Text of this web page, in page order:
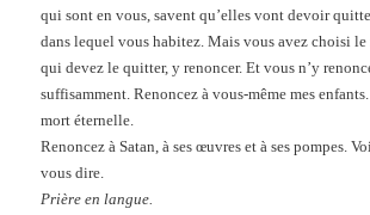
qui sont en vous, savent qu’elles vont devoir
dans lequel vous habitez. Mais vous avez choisi le
qui devez le quitter, y renoncer. Et vous n’y
suffisamment. Renoncez à vous-même mes
mort éternelle.
Renoncez à Satan, à ses œuvres et à ses pompes.
vous dire.
Prière en langue.